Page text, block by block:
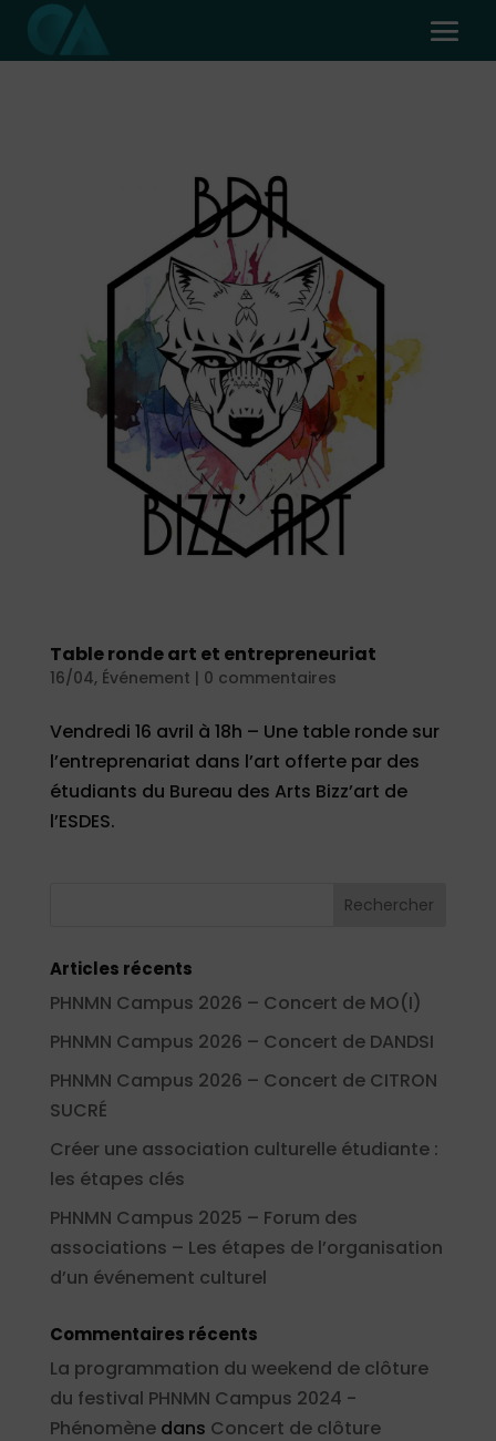
Table ronde art et entrepreneuriat
16/04, Événement | 0 commentaires
Vendredi 16 avril à 18h – Une table ronde sur
l’entreprenariat dans l’art offerte par des
étudiants du Bureau des Arts Bizz’art de
l’ESDES.
Articles récents
PHNMN Campus 2026 – Concert de MO(I)
PHNMN Campus 2026 – Concert de DANDSI
PHNMN Campus 2026 – Concert de CITRON
SUCRÉ
Créer une association culturelle étudiante :
les étapes clés
PHNMN Campus 2025 – Forum des
associations – Les étapes de l’organisation
d’un événement culturel
Commentaires récents
La programmation du weekend de clôture
du festival PHNMN Campus 2024 -
Phénomènedans Concert de clôture